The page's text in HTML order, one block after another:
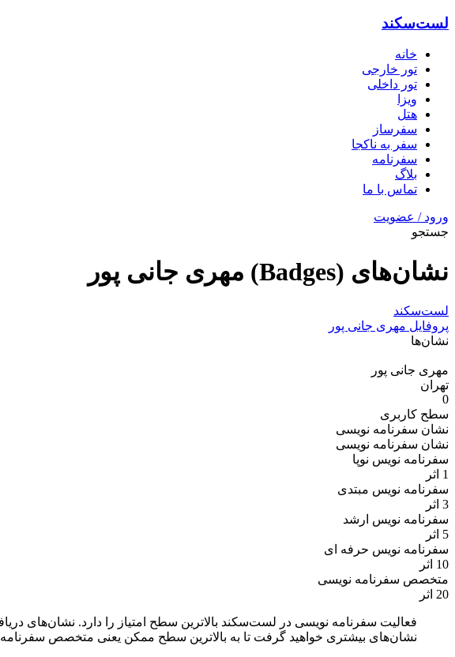
لست‌سکند
خانه
تور خارجی
تور داخلی
ویزا
هتل‌
سفرساز
سفر به ناکجا
سفرنامه
بلاگ
تماس با ما
ورود / عضویت
جستجو
نشان‌های (Badges) مهری جانی پور
لست‌سکند
پروفایل مهری جانی پور
نشان‌ها
مهری جانی پور
تهران
0
سطح کاربری
نشان سفرنامه نویسی
نشان سفرنامه نویسی
سفرنامه نویس نوپا
1 اثر
سفرنامه نویس مبتدی
3 اثر
سفرنامه نویس ارشد
5 اثر
سفرنامه نویس حرفه ای
10 اثر
متخصص سفرنامه نویسی
20 اثر
فعالیت سفرنامه نویسی در لست‌سکند بالاترین سطح امتیاز را دارد. نشان‌های
نشان‌های بیشتری خواهید گرفت تا به بالاترین سطح ممکن یعنی متخصص